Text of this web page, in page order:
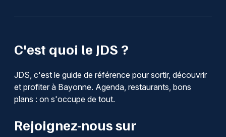
C'est quoi le JDS ?
JDS, c'est le guide de référence pour sortir, découvrir
et profiter à Bayonne. Agenda, restaurants, bons
plans : on s'occupe de tout.
Rejoignez-nous sur